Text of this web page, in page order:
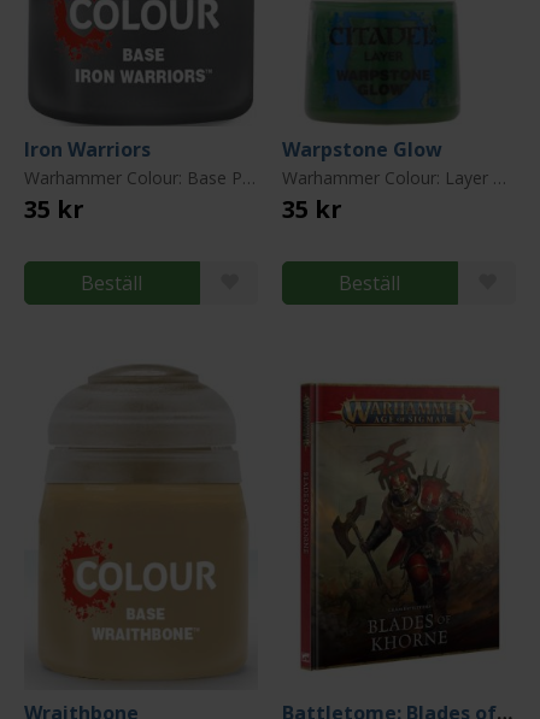
Iron Warriors
Warhammer Colour: Base Paint
35 kr
Beställ
Warpstone Glow
Warhammer Colour: Layer Paint
35 kr
Beställ
Wraithbone Battletome: Blades of Khorne